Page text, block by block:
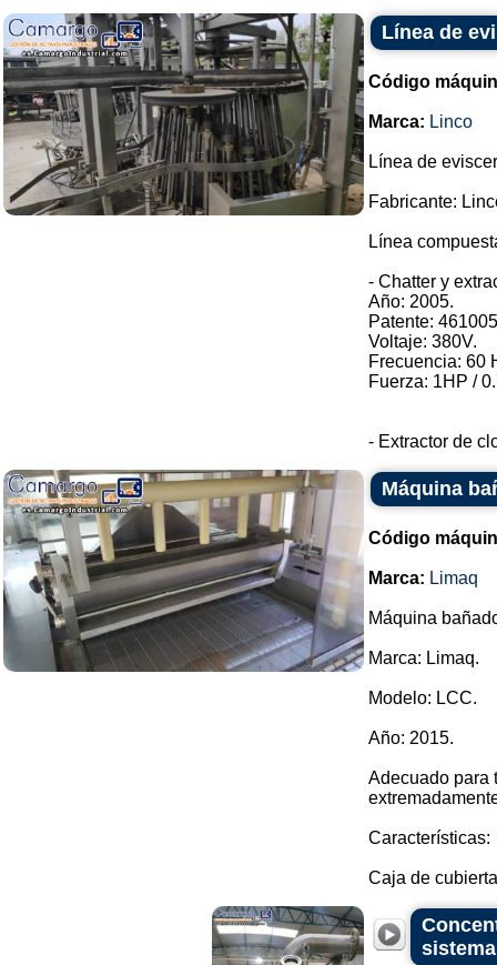
Línea de
Código
Marca: Linco
Línea de
Fabricante:
Línea
- Chatter y
Año: 2005.
Patente:
Voltaje: 380V.
Frecuencia: 60
Fuerza: 1HP /
- Extractor de
Máquina
Código
Marca: Limaq
Máquina
Marca: Limaq.
Modelo: LCC.
Año: 2015.
Adecuado para
Características:
Caja de